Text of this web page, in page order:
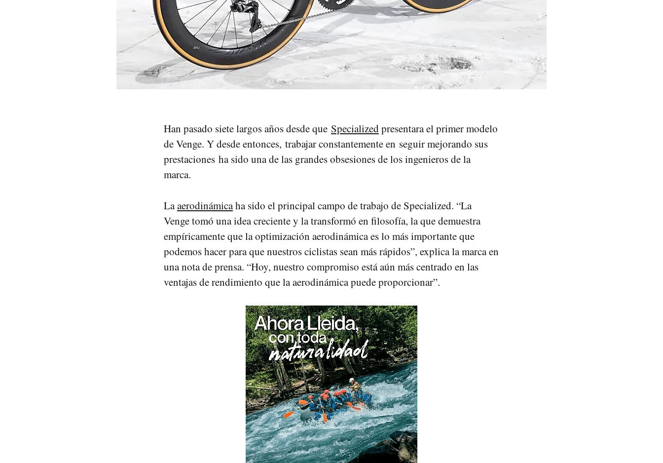
Han pasado siete largos años desde que Specialized presentara el primer modelo
de Venge. Y desde entonces, trabajar constantemente en seguir mejorando sus
prestaciones ha sido una de las grandes obsesiones de los ingenieros de la
marca.
Laaerodinámicaha sido el principal campo de trabajo de Specialized. “La
Venge tomó una idea creciente y la transformó en filosofía, la que demuestra
empíricamente que la optimización aerodinámica es lo más importante que
podemos hacer para que nuestros ciclistas sean más rápidos”, explica la marca en
una nota de prensa. “Hoy, nuestro compromiso está aún más centrado en las
ventajas de rendimiento que la aerodinámica puede proporcionar”.